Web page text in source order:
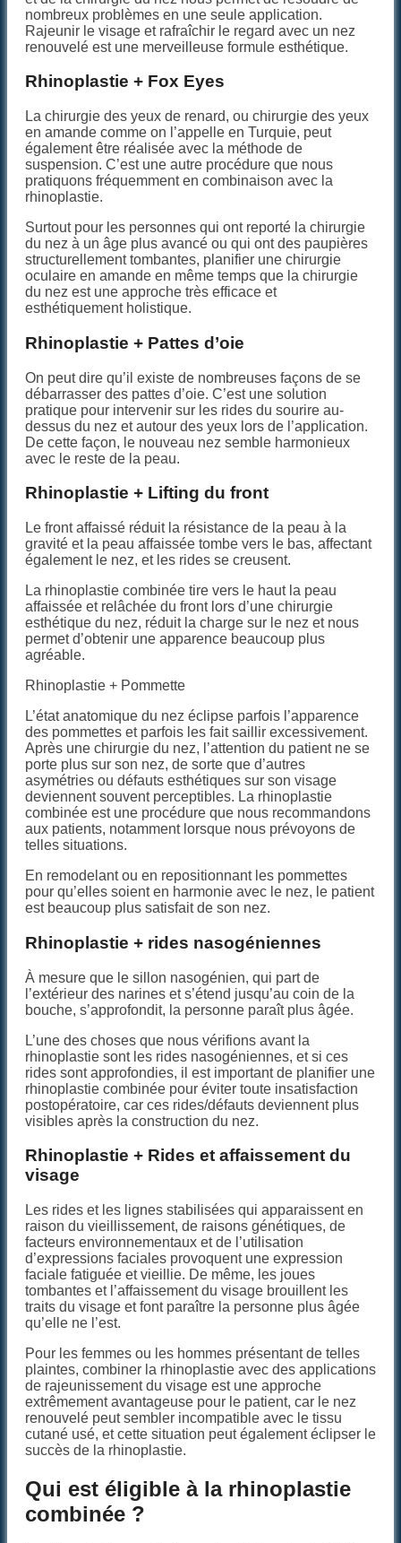
nombreux problèmes en une seule application.
Rajeunir le visage et rafraîchir le regard avec un nez
renouvelé est une merveilleuse formule esthétique.
Rhinoplastie + Fox Eyes
La chirurgie des yeux de renard, ou chirurgie des yeux
en amande comme on l’appelle en Turquie, peut
également être réalisée avec la méthode de
suspension. C’est une autre procédure que nous
pratiquons fréquemment en combinaison avec la
rhinoplastie.
Surtout pour les personnes qui ont reporté la chirurgie
du nez à un âge plus avancé ou qui ont des paupières
structurellement tombantes, planifier une chirurgie
oculaire en amande en même temps que la chirurgie
du nez est une approche très efficace et
esthétiquement holistique.
Rhinoplastie + Pattes d’oie
On peut dire qu’il existe de nombreuses façons de se
débarrasser des pattes d’oie. C’est une solution
pratique pour intervenir sur les rides du sourire au-
dessus du nez et autour des yeux lors de l’application.
De cette façon, le nouveau nez semble harmonieux
avec le reste de la peau.
Rhinoplastie + Lifting du front
Le front affaissé réduit la résistance de la peau à la
gravité et la peau affaissée tombe vers le bas, affectant
également le nez, et les rides se creusent.
La rhinoplastie combinée tire vers le haut la peau
affaissée et relâchée du front lors d’une chirurgie
esthétique du nez, réduit la charge sur le nez et nous
permet d’obtenir une apparence beaucoup plus
agréable.
Rhinoplastie + Pommette
L’état anatomique du nez éclipse parfois l’apparence
des pommettes et parfois les fait saillir excessivement.
Après une chirurgie du nez, l’attention du patient ne se
porte plus sur son nez, de sorte que d’autres
asymétries ou défauts esthétiques sur son visage
deviennent souvent perceptibles. La rhinoplastie
combinée est une procédure que nous recommandons
aux patients, notamment lorsque nous prévoyons de
telles situations.
En remodelant ou en repositionnant les pommettes
pour qu’elles soient en harmonie avec le nez, le patient
est beaucoup plus satisfait de son nez.
Rhinoplastie + rides nasogéniennes
À mesure que le sillon nasogénien, qui part de
l’extérieur des narines et s’étend jusqu’au coin de la
bouche, s’approfondit, la personne paraît plus âgée.
L’une des choses que nous vérifions avant la
rhinoplastie sont les rides nasogéniennes, et si ces
rides sont approfondies, il est important de planifier une
rhinoplastie combinée pour éviter toute insatisfaction
postopératoire, car ces rides/défauts deviennent plus
visibles après la construction du nez.
Rhinoplastie + Rides et affaissement du
visage
Les rides et les lignes stabilisées qui apparaissent en
raison du vieillissement, de raisons génétiques, de
facteurs environnementaux et de l’utilisation
d’expressions faciales provoquent une expression
faciale fatiguée et vieillie. De même, les joues
tombantes et l’affaissement du visage brouillent les
traits du visage et font paraître la personne plus âgée
qu’elle ne l’est.
Pour les femmes ou les hommes présentant de telles
plaintes, combiner la rhinoplastie avec des applications
de rajeunissement du visage est une approche
extrêmement avantageuse pour le patient, car le nez
renouvelé peut sembler incompatible avec le tissu
cutané usé, et cette situation peut également éclipser le
succès de la rhinoplastie.
Qui est éligible à la rhinoplastie
combinée ?